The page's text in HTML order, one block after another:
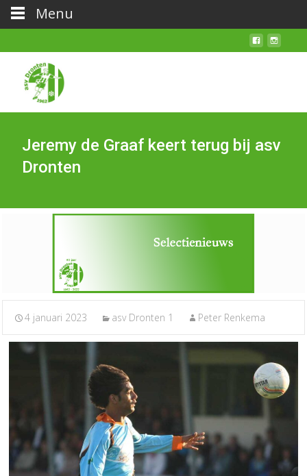
Jeremy de Graaf keert terug bij asv
Dronten
4 januari 2023 asv Dronten 1 Peter Renkema
Menu